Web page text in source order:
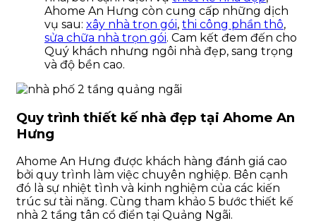
Ahome An Hưng còn cung cấp những dịch
vụ sau: xây nhà trọn gói, thi công phần thô,
sửa chữa nhà trọn gói. Cam kết đem đến cho
Quý khách nhưng ngôi nhà đẹp, sang trọng
và độ bền cao.
Quy trình thiết kế nhà đẹp tại Ahome An
Hưng
Ahome An Hưng được khách hàng đánh giá cao
bởi quy trình làm việc chuyên nghiệp. Bên cạnh
đó là sự nhiệt tình và kinh nghiệm của các kiến
trúc sư tài năng. Cùng tham khảo 5 bước thiết kế
nhà 2 tầng tân cổ điển tại Quảng Ngãi.